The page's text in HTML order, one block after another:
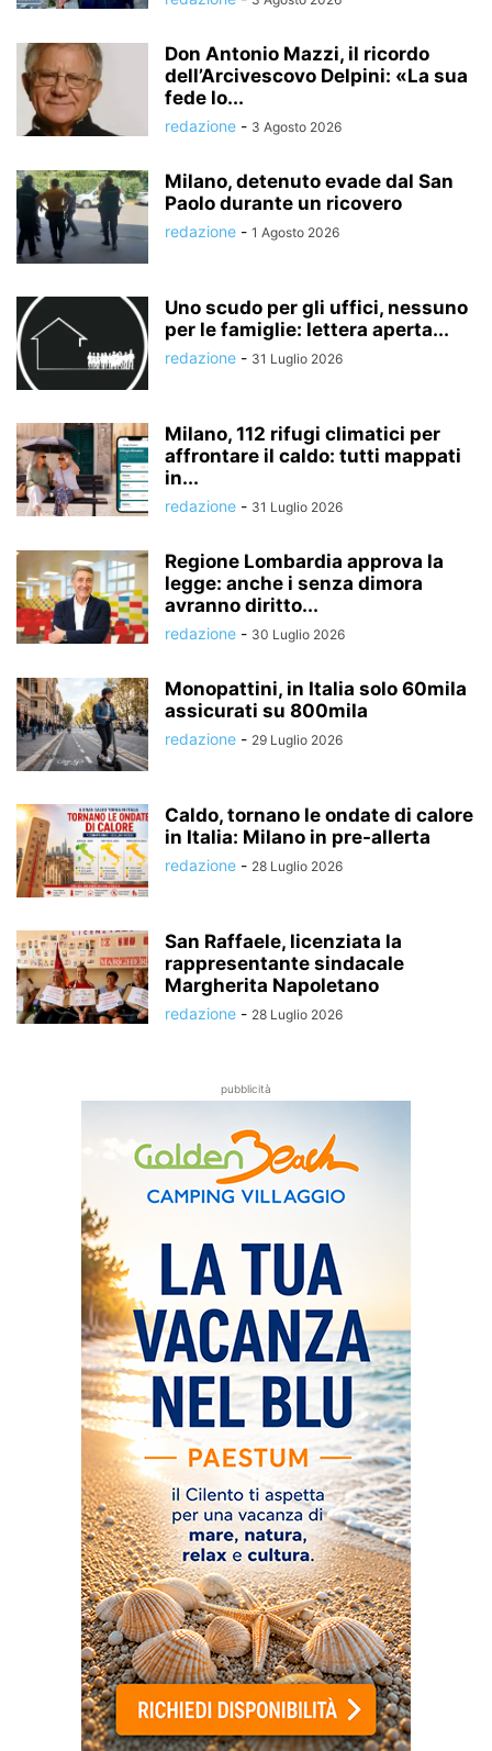
Don Antonio Mazzi, il ricordo
dell’Arcivescovo Delpini: «La sua
fede lo...
redazione - 3 Agosto 2026
Milano, detenuto evade dal San
Paolo durante un ricovero
redazione - 1 Agosto 2026
Uno scudo per gli uffici, nessuno
per le famiglie: lettera aperta...
redazione - 31 Luglio 2026
Milano, 112 rifugi climatici per
affrontare il caldo: tutti mappati
in...
redazione - 31 Luglio 2026
Regione Lombardia approva la
legge: anche i senza dimora
avranno diritto...
redazione - 30 Luglio 2026
Monopattini, in Italia solo 60mila
assicurati su 800mila
redazione - 29 Luglio 2026
Caldo, tornano le ondate di calore
in Italia: Milano in pre-allerta
redazione - 28 Luglio 2026
San Raffaele, licenziata la
rappresentante sindacale
Margherita Napoletano
redazione - 28 Luglio 2026
pubblicità